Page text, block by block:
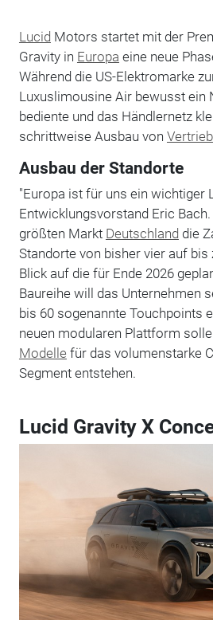
Lucid Motors startet mit der
Gravity in Europa eine neue
Während die US-Elektromarke
Luxuslimousine Air bewusst ein
bediente und das Händlernetz
schrittweise Ausbau von Vertrieb
Ausbau der Standorte
"Europa ist für uns ein wichtiger
Entwicklungsvorstand Eric
größten Markt Deutschland die
Standorte von bisher vier auf
Blick auf die für Ende 2026
Baureihe will das Unternehmen
bis 60 sogenannte Touchpoints
neuen modularen Plattform
Modelle für das volumenstarke
Segment entstehen.
Lucid Gravity X